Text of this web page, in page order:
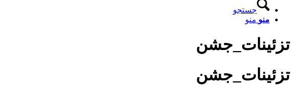
جستجو
منو منو
تزئینات_جشن
تزئینات_جشن